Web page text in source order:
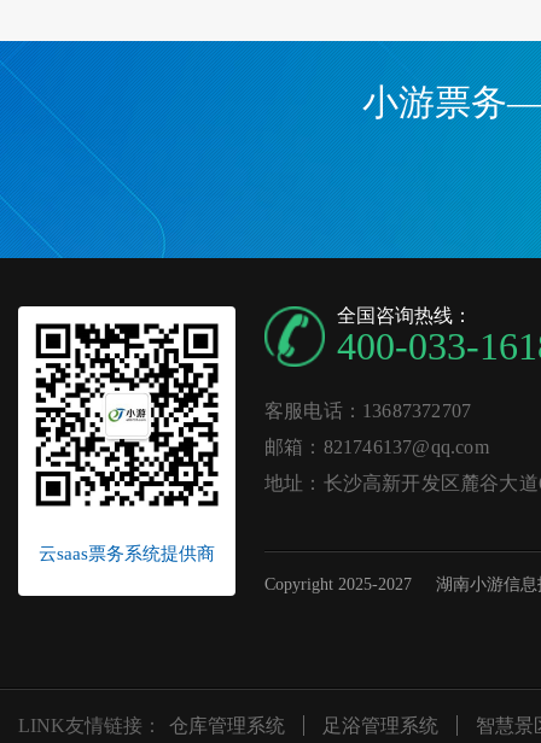
小游票务
云saas票务系统提供商
全国咨询热线：
400-033-
客服电话：13687372707
邮箱：821746137@qq.com
地址：长沙高新开发区麓谷大
Copyright 2025-2027 湖南小游信
LINK友情链接： 仓库管理系统 足浴管理系统 智慧景